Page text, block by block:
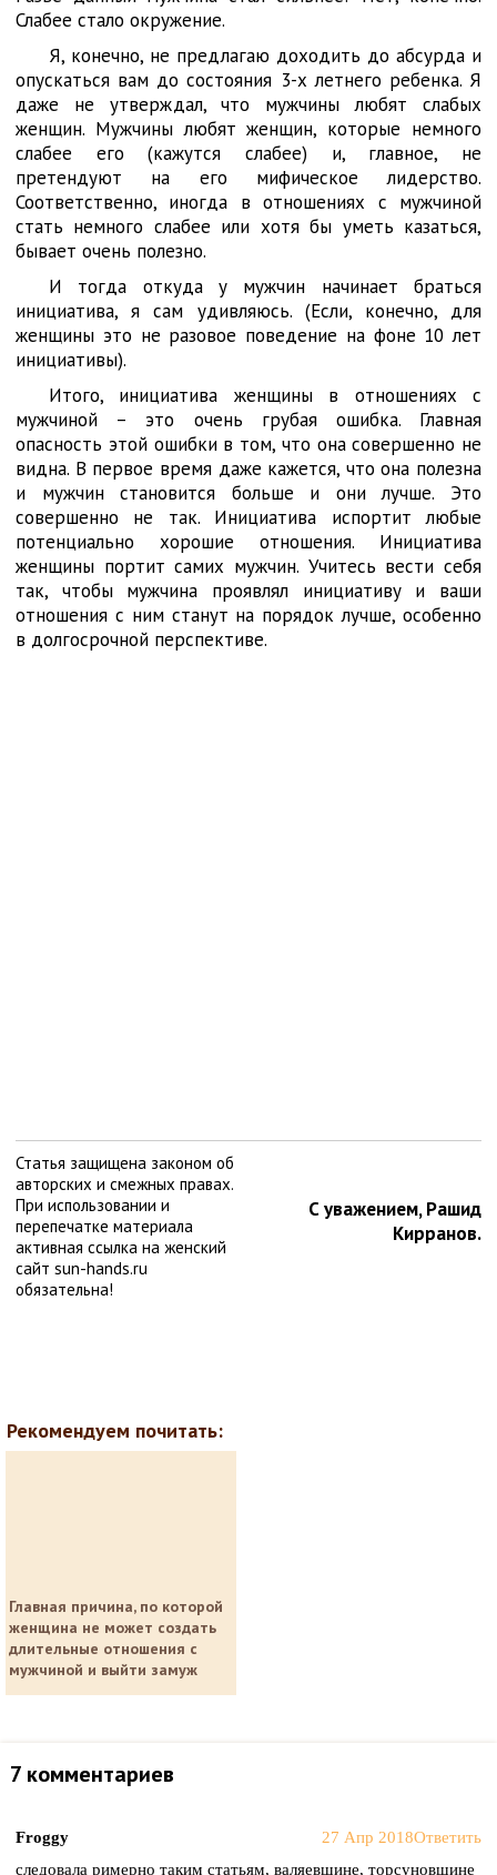
Слабее стало окружение.
Я, конечно, не предлагаю доходить до абсурда и
опускаться вам до состояния 3-х летнего ребенка. Я
даже не утверждал, что мужчины любят слабых
женщин. Мужчины любят женщин, которые немного
слабее его (кажутся слабее) и, главное, не
претендуют на его мифическое лидерство.
Соответственно, иногда в отношениях с мужчиной
стать немного слабее или хотя бы уметь казаться,
бывает очень полезно.
И тогда откуда у мужчин начинает браться
инициатива, я сам удивляюсь. (Если, конечно, для
женщины это не разовое поведение на фоне 10 лет
инициативы).
Итого, инициатива женщины в отношениях с
мужчиной – это очень грубая ошибка. Главная
опасность этой ошибки в том, что она совершенно не
видна. В первое время даже кажется, что она полезна
и мужчин становится больше и они лучше. Это
совершенно не так. Инициатива испортит любые
потенциально хорошие отношения. Инициатива
женщины портит самих мужчин. Учитесь вести себя
так, чтобы мужчина проявлял инициативу и ваши
отношения с ним станут на порядок лучше, особенно
в долгосрочной перспективе.
Статья защищена законом об
авторских и смежных правах.
При использовании и
перепечатке материала
активная ссылка на женский
сайт sun-hands.ru
обязательна!
С уважением, Рашид
Кирранов.
Рекомендуем почитать:
Главная причина, по которой
женщина не может создать
длительные отношения с
мужчиной и выйти замуж
7 комментариев
Froggy 27 Апр 2018Ответить
следовала римерно таким статьям, валяевщине, торсуновщине